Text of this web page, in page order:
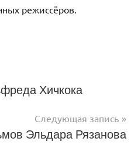
режиссёров.
Хичкока
Следующая запись
Эльдара Рязанова